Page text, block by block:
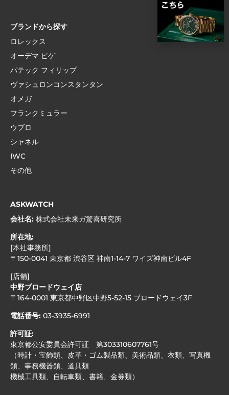
ブランドから探す
ロレックス
オーデマ ピゲ
パテック フィリップ
ヴァシュロンコンスタンタン
オメガ
フランクミュラー
ウブロ
シャネル
IWC
その他
ASKWATCH
会社名: 株式会社未来ガ驚喜研究所
所在地:
[本社事務所]
〒150-0041 東京都 渋谷区 神南1-14-7 ワイズ神南ビル4F
[店舗]
中野ブロードウェイ店
〒164-0001 東京都中野区中野5-52-15 ブロードウェイ3F
電話番号: 03-3935-6991
許可証:
東京都公安委員会許可証 第303310607761号
（時計・宝飾類、皮革・ゴム製品類、美術品類、衣類、写真機
類、事務機器類、道具類
機械工具類、自転車類、書籍、金券類）